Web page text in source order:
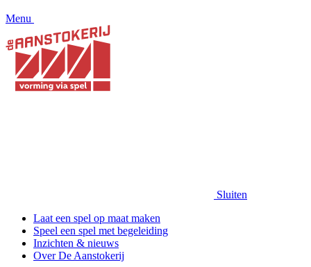
Menu
Sluiten
Laat een spel op maat maken
Speel een spel met begeleiding
Inzichten & nieuws
Over De Aanstokerij